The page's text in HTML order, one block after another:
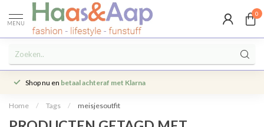
MENU
0
Shop nu en betaal achteraf met Klarna
Home / Tags / meisjesoutfit